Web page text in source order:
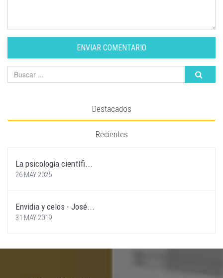
ENVIAR COMENTARIO
Destacados
Recientes
La psicología científi...
26 MAY 2025
Envidia y celos - José...
31 MAY 2019